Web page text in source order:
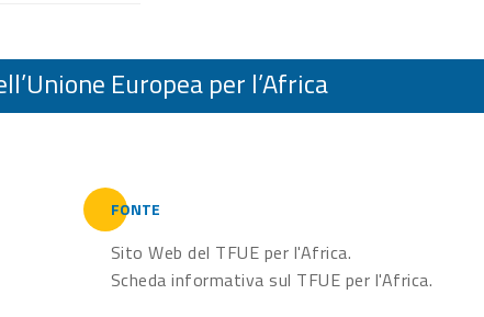
Europea per l’Africa
FONTE
Sito Web del TFUE per l'Africa.
Scheda informativa sul TFUE per l'Africa.